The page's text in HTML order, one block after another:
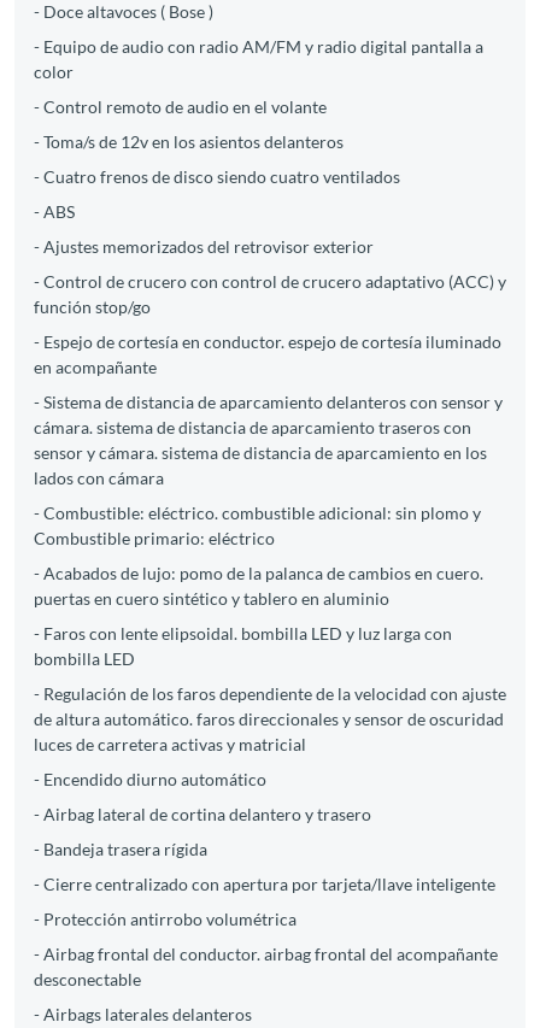
- Doce altavoces ( Bose )
- Equipo de audio con radio AM/FM y radio digital pantalla a
color
- Control remoto de audio en el volante
- Toma/s de 12v en los asientos delanteros
- Cuatro frenos de disco siendo cuatro ventilados
- ABS
- Ajustes memorizados del retrovisor exterior
- Control de crucero con control de crucero adaptativo (ACC) y
función stop/go
- Espejo de cortesía en conductor. espejo de cortesía iluminado
en acompañante
- Sistema de distancia de aparcamiento delanteros con sensor y
cámara. sistema de distancia de aparcamiento traseros con
sensor y cámara. sistema de distancia de aparcamiento en los
lados con cámara
- Combustible: eléctrico. combustible adicional: sin plomo y
Combustible primario: eléctrico
- Acabados de lujo: pomo de la palanca de cambios en cuero.
puertas en cuero sintético y tablero en aluminio
- Faros con lente elipsoidal. bombilla LED y luz larga con
bombilla LED
- Regulación de los faros dependiente de la velocidad con ajuste
de altura automático. faros direccionales y sensor de oscuridad
luces de carretera activas y matricial
- Encendido diurno automático
- Airbag lateral de cortina delantero y trasero
- Bandeja trasera rígida
- Cierre centralizado con apertura por tarjeta/llave inteligente
- Protección antirrobo volumétrica
- Airbag frontal del conductor. airbag frontal del acompañante
desconectable
- Airbags laterales delanteros